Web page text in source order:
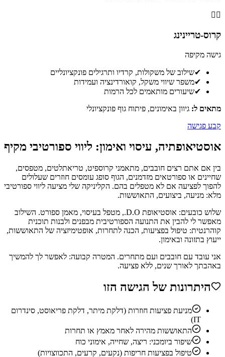
🤸‍♂️
קרוס-טריינינג
גישה מקיפה
✔שילוב של משקולות, קרדיו ותרגילים פונקציונליים
✔משפר שיווי משקל, קואורדינציה ועמידות
✔שיעורים מותאמים לכל הרמות
מתאים ל: גיוון באימונים, פיתוח גוף פונקציונלי
קבע פגישה
אוסטיאופתיה, עיסוי ואימון: ליווי ספורטיבי מקיף
בין אם אתם רצים חובבים, מתאמני קרוספיט, טריאתלטים, מטפסים,
שחיינים או ספורטאים מזדמנים, הגוף סופג עומסים חוזרים שעלולים
להפוך לפציעה אם לא מטפלים בהם. הקליניקה שלי מציעה ליווי ספורטיבי
מלא: מניעה, ביצועים, התאוששות.
שלוש כובעים: אוסטיאופת D.O., מטפל בעיסוי, מאמן ספורט. השילוב
מאפשר לי להבין את התנועה הספורטיבית מבפנים ולבנות תוכנית
קוהרנטית: טיפול בפציעות, הכנה לתחרות, אופטימיזציה של התאוששות,
ייעוץ בתזונה ובאימון.
אני עובד עם חובבים ועם מתחרים. המטרה קבועה: לאפשר לך להמשיך
באהבתך לאורך שנים, ללא פציעה.
היתרונות של הגישה הזו
מניעת פציעות חוזרות (דלקת מיתר, דלקת פריאוסט, סינדרום
IT)
התאוששות מהירה לאחר מאמץ או תחרות
שיפור ביומכני: ריצה, שחייה, אימוני כוח
טיפול בפציעות חריפות (נקעים, קרעים, התכווצויות)